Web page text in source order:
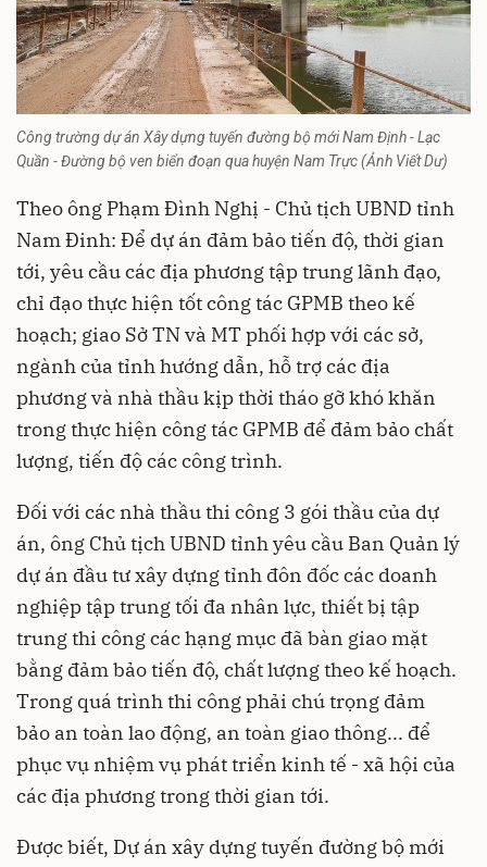
Công trường dự án Xây dựng tuyến đường bộ mới Nam Định - Lạc
Quần - Đường bộ ven biển đoạn qua huyện Nam Trực (Ảnh Viết Dư)
Theo ông Phạm Đình Nghị - Chủ tịch UBND tỉnh
Nam Đinh: Để dự án đảm bảo tiến độ, thời gian
tới, yêu cầu các địa phương tập trung lãnh đạo,
chỉ đạo thực hiện tốt công tác GPMB theo kế
hoạch; giao Sở TN và MT phối hợp với các sở,
ngành của tỉnh hướng dẫn, hỗ trợ các địa
phương và nhà thầu kịp thời tháo gỡ khó khăn
trong thực hiện công tác GPMB để đảm bảo chất
lượng, tiến độ các công trình.
Đối với các nhà thầu thi công 3 gói thầu của dự
án, ông Chủ tịch UBND tỉnh yêu cầu Ban Quản lý
dự án đầu tư xây dựng tỉnh đôn đốc các doanh
nghiệp tập trung tối đa nhân lực, thiết bị tập
trung thi công các hạng mục đã bàn giao mặt
bằng đảm bảo tiến độ, chất lượng theo kế hoạch.
Trong quá trình thi công phải chú trọng đảm
bảo an toàn lao động, an toàn giao thông... để
phục vụ nhiệm vụ phát triển kinh tế - xã hội của
các địa phương trong thời gian tới.
Được biết, Dự án xây dựng tuyến đường bộ mới